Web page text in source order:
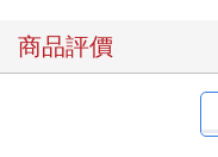
商品評價